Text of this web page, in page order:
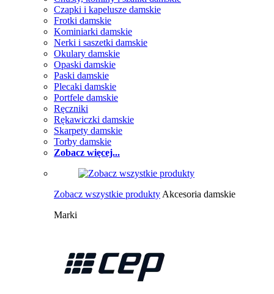
Czapki i kapelusze damskie
Frotki damskie
Kominiarki damskie
Nerki i saszetki damskie
Okulary damskie
Opaski damskie
Paski damskie
Plecaki damskie
Portfele damskie
Ręczniki
Rękawiczki damskie
Skarpety damskie
Torby damskie
Zobacz więcej...
Zobacz wszystkie produkty Akcesoria damskie
Marki